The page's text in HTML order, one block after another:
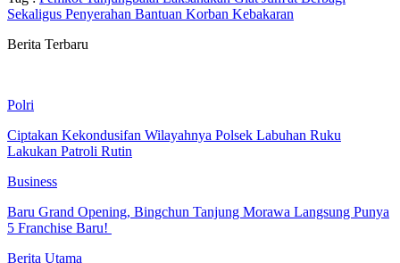
Sekaligus Penyerahan Bantuan Korban Kebakaran
Berita Terbaru
Polri
Ciptakan Kekondusifan Wilayahnya Polsek Labuhan Ruku
Lakukan Patroli Rutin
Business
‎Baru Grand Opening, Bingchun Tanjung Morawa Langsung Punya
5 Franchise Baru! ‎
Berita Utama